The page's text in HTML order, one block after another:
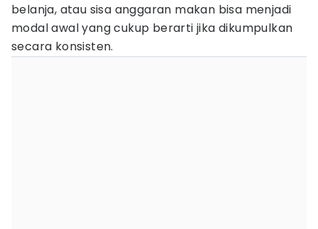
belanja, atau sisa anggaran makan bisa menjadi
modal awal yang cukup berarti jika dikumpulkan
secara konsisten.